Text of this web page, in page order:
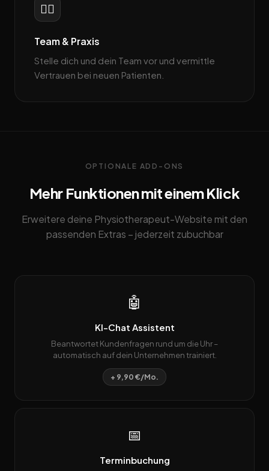
👩‍⚕️
Team & Praxis
Stelle dich und dein Team vor und vermittle
Vertrauen bei neuen Patienten.
OPTIONALE ADD-ONS
Mehr Funktionen mit einem Klick
Erweitere deine Physiotherapeut-Website mit den
passenden Extras – jederzeit zubuchbar
🤖
KI-Chat Assistent
Beantwortet Kundenfragen rund um die Uhr –
automatisch auf dein Unternehmen trainiert.
+ 9,90 €/Mo.
📅
Terminbuchung